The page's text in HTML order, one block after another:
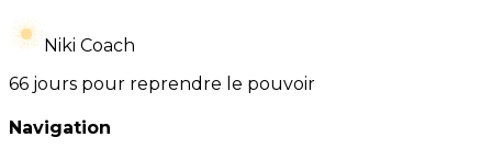
Niki Coach
66 jours pour reprendre le pouvoir
Navigation